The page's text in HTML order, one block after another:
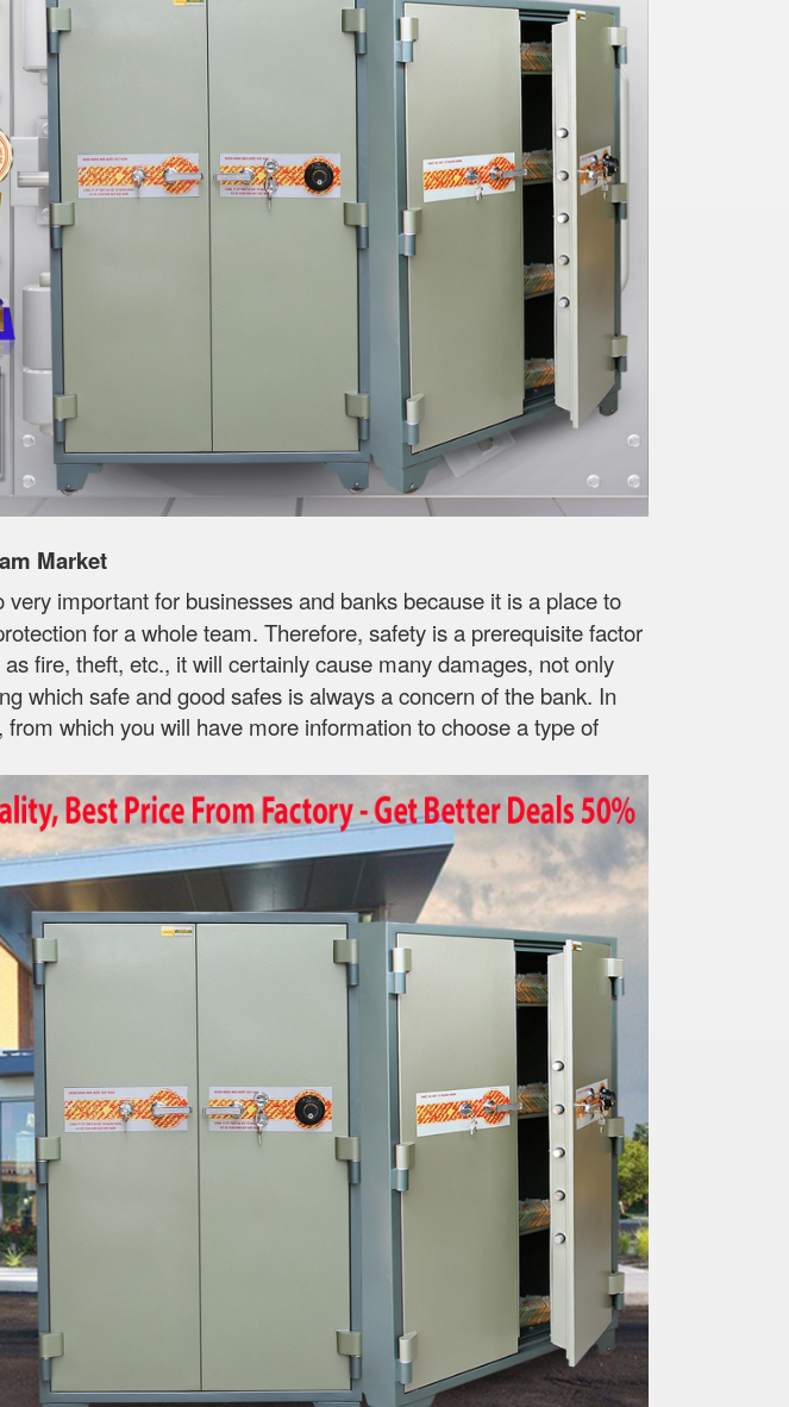
Market
important for businesses and banks because it is a place to
for a whole team. Therefore, safety is a prerequisite factor
fire, theft, etc., it will certainly cause many damages, not only
which safe and good safes is always a concern of the bank. In
from which you will have more information to choose a type of